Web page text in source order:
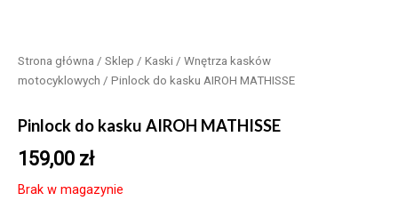
Strona główna / Sklep / Kaski / Wnętrza kasków
motocyklowych / Pinlock do kasku AIROH MATHISSE
Pinlock do kasku AIROH MATHISSE
159,00 zł
Brak w magazynie